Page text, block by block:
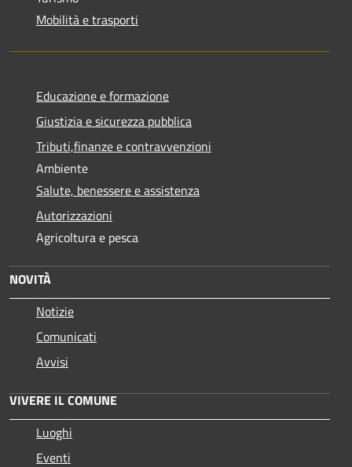
Mobilità e trasporti
Educazione e formazione
Giustizia e sicurezza pubblica
Tributi,finanze e contravvenzioni
Ambiente
Salute, benessere e assistenza
Autorizzazioni
Agricoltura e pesca
NOVITÀ
Notizie
Comunicati
Avvisi
VIVERE IL COMUNE
Luoghi
Eventi